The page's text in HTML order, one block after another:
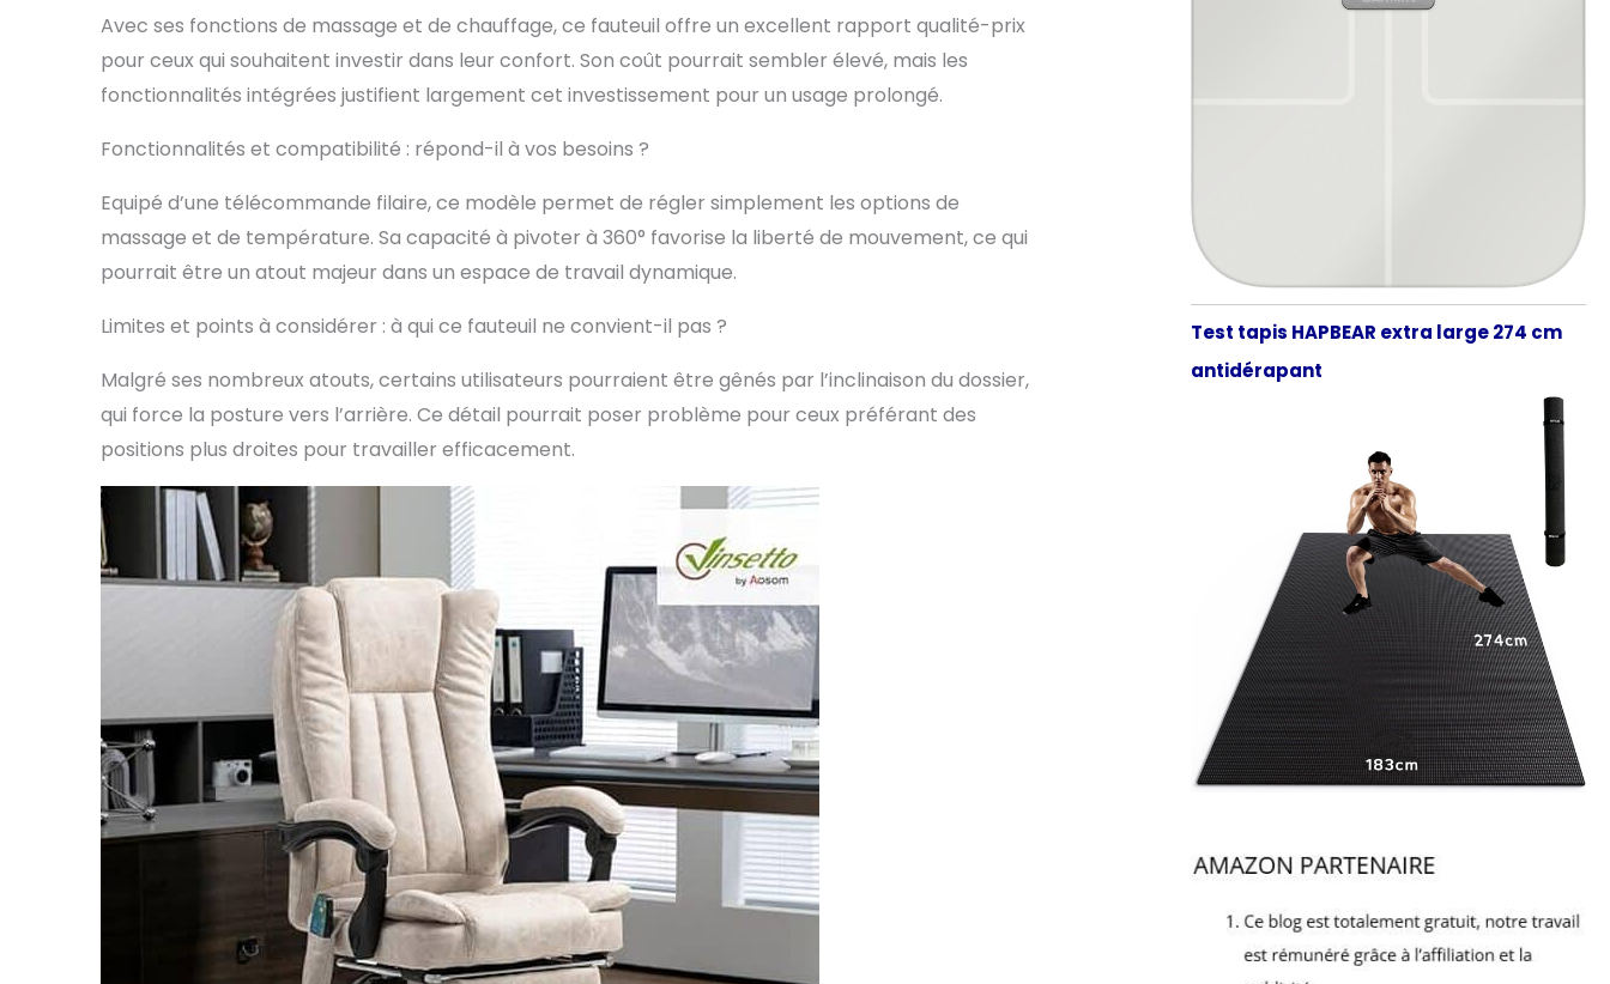
Avec ses fonctions de massage et de chauffage, ce fauteuil offre un excellent rapport qualité-prix
pour ceux qui souhaitent investir dans leur confort. Son coût pourrait sembler élevé, mais les
fonctionnalités intégrées justifient largement cet investissement pour un usage prolongé.
Fonctionnalités et compatibilité : répond-il à vos besoins ?
Equipé d’une télécommande filaire, ce modèle permet de régler simplement les options de
massage et de température. Sa capacité à pivoter à 360° favorise la liberté de mouvement, ce qui
pourrait être un atout majeur dans un espace de travail dynamique.
Limites et points à considérer : à qui ce fauteuil ne convient-il pas ?
Malgré ses nombreux atouts, certains utilisateurs pourraient être gênés par l’inclinaison du dossier,
qui force la posture vers l’arrière. Ce détail pourrait poser problème pour ceux préférant des
positions plus droites pour travailler efficacement.
Test tapis HAPBEAR extra large 274 cm
antidérapant